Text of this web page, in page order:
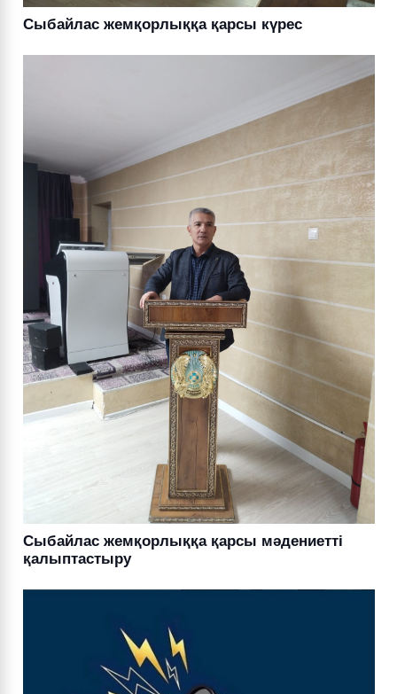
Сыбайлас жемқорлыққа қарсы күрес
Сыбайлас жемқорлыққа қарсы мәдениетті
қалыптастыру